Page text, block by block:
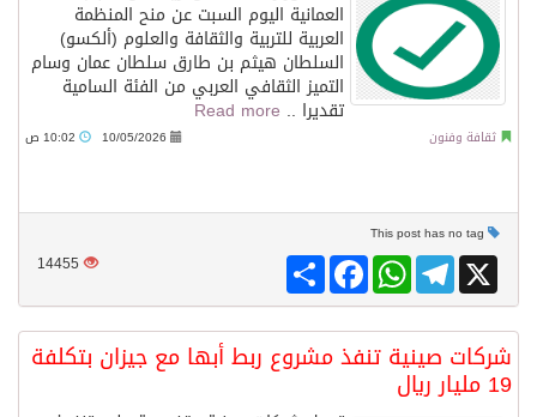
العمانية اليوم السبت عن منح المنظمة
العربية للتربية والثقافة والعلوم (ألكسو)
السلطان هيثم بن طارق سلطان عمان وسام
التميز الثقافي العربي من الفئة السامية
تقديرا .. Read more
ثقافة وفنون 10/05/2026
14455 Share
FacebookWhatsAppTelegram X
شركات صينية تنفذ مشروع ربط أبها مع جيزان بتكلفة
19 مليار ريال